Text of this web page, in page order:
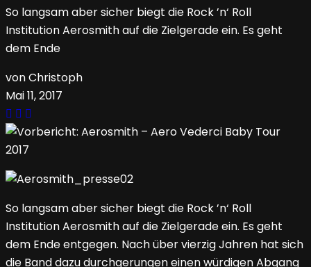
So langsam aber sicher biegt die Rock ’n‘ Roll
Institution Aerosmith auf die Zielgerade ein. Es geht
dem Ende
von Christoph
Mai 11, 2017
So langsam aber sicher biegt die Rock ’n‘ Roll
Institution Aerosmith auf die Zielgerade ein. Es geht
dem Ende entgegen. Nach über vierzig Jahren hat sich
die Band dazu durchgerungen einen würdigen Abgang